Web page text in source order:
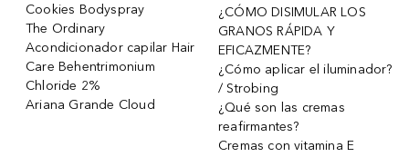
Cookies Bodyspray
The Ordinary
Acondicionador capilar Hair
Care Behentrimonium
Chloride 2%
Ariana Grande Cloud
¿CÓMO DISIMULAR LOS
GRANOS RÁPIDA Y
EFICAZMENTE?
¿Cómo aplicar el iluminador?
/ Strobing
¿Qué son las cremas
reafirmantes?
Cremas con vitamina E